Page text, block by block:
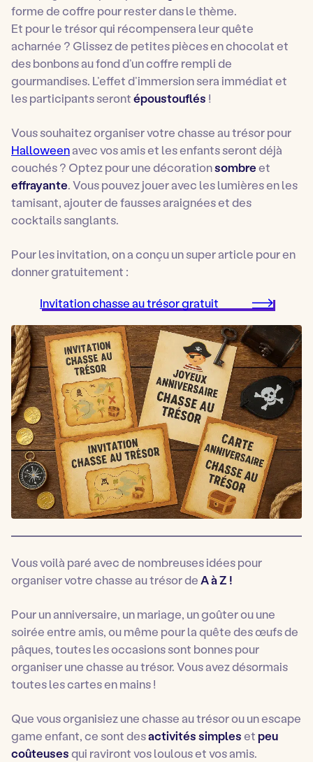
forme de coffre pour rester dans le thème.
Et pour le trésor qui récompensera leur quête
acharnée ? Glissez de petites pièces en chocolat et
des bonbons au fond d’un coffre rempli de
gourmandises. L’effet d’immersion sera immédiat et
les participants serontépoustouflés !
Vous souhaitez organiser votre chasse au trésor pour
Halloweenavec vos amis et les enfants seront déjà
couchés ? Optez pour une décorationsombreet
effrayante. Vous pouvez jouer avec les lumières en les
tamisant, ajouter de fausses araignées et des
cocktails sanglants.
Pour les invitation, on a conçu un super article pour en
donner gratuitement :
Invitation chasse au trésor gratuit
Vous voilà paré avec de nombreuses idées pour
organiser votre chasse au trésor deA à Z !
Pour un anniversaire, un mariage, un goûter ou une
soirée entre amis, ou même pour la quête des œufs de
pâques, toutes les occasions sont bonnes pour
organiser une chasse au trésor. Vous avez désormais
toutes les cartes en mains !
Que vous organisiez une chasse au trésor ou un escape
game enfant, ce sont desactivités simplesetpeu
coûteusesqui raviront vos loulous et vos amis.